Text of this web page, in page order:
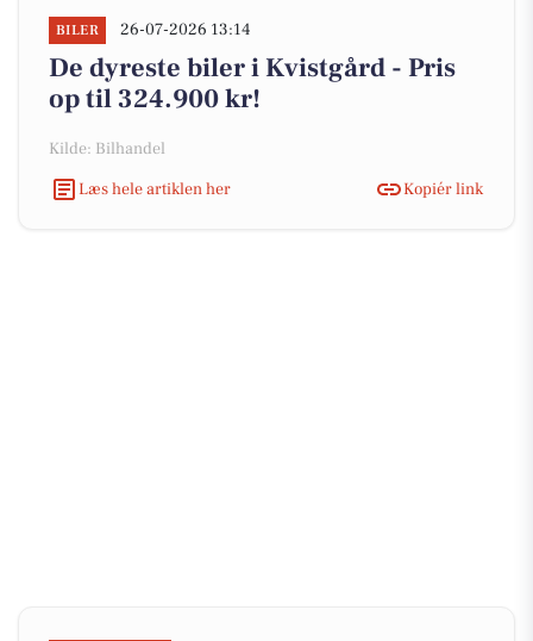
BILER 26-07-2026 13:14
De dyreste biler i Kvistgård - Pris
op til 324.900 kr!
Kilde: Bilhandel
Læs hele artiklen her
Kopiér link